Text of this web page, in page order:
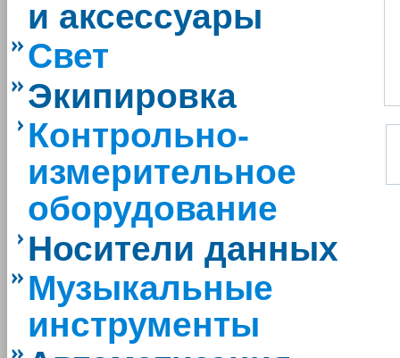
и аксессуары
Свет
Экипировка
Контрольно-
измерительное
оборудование
Носители данных
Музыкальные
инструменты